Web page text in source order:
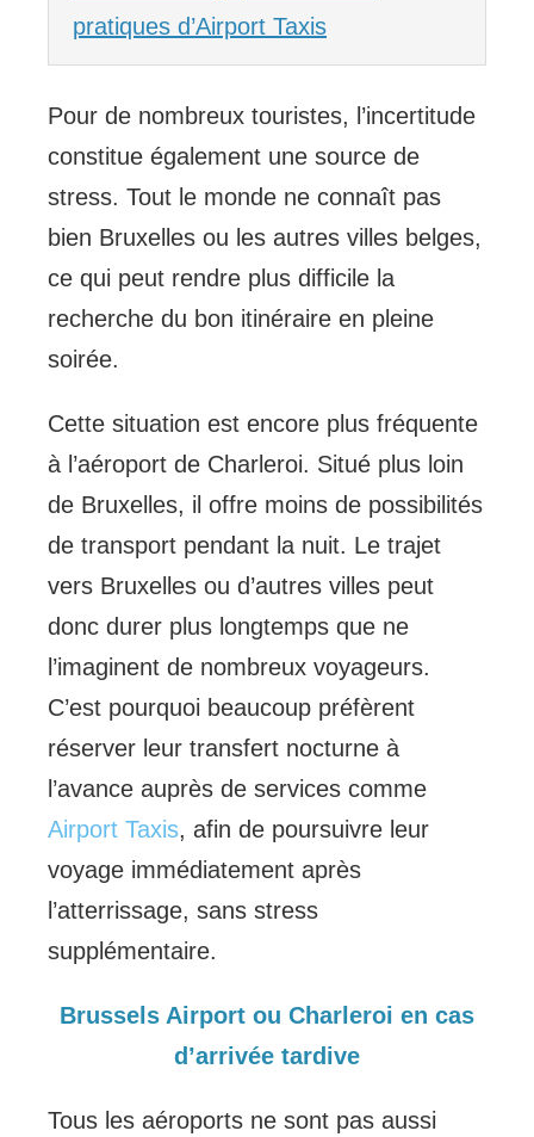
pratiques d’Airport Taxis
Pour de nombreux touristes, l’incertitude
constitue également une source de
stress. Tout le monde ne connaît pas
bien Bruxelles ou les autres villes belges,
ce qui peut rendre plus difficile la
recherche du bon itinéraire en pleine
soirée.
Cette situation est encore plus fréquente
à l’aéroport de Charleroi. Situé plus loin
de Bruxelles, il offre moins de possibilités
de transport pendant la nuit. Le trajet
vers Bruxelles ou d’autres villes peut
donc durer plus longtemps que ne
l’imaginent de nombreux voyageurs.
C’est pourquoi beaucoup préfèrent
réserver leur transfert nocturne à
l’avance auprès de services comme
Airport Taxis, afin de poursuivre leur
voyage immédiatement après
l’atterrissage, sans stress
supplémentaire.
Brussels Airport ou Charleroi en cas
d’arrivée tardive
Tous les aéroports ne sont pas aussi